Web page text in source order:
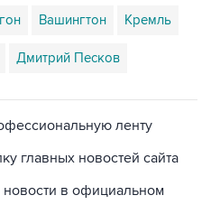
Дмитрий Песков
главных новостей сайта
в официальном